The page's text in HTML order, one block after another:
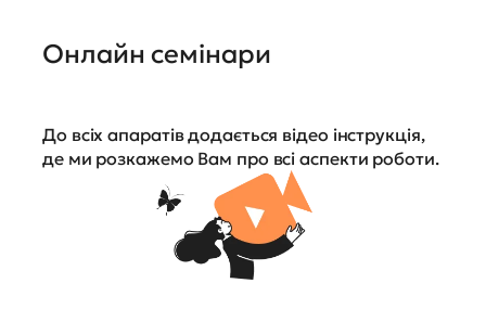
Онлайн семінари
До всіх апаратів додається відео інструкція,
де ми розкажемо Вам про всі аспекти роботи.